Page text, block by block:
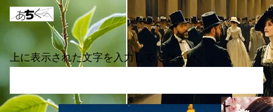
上に表示された文字を入力してください。